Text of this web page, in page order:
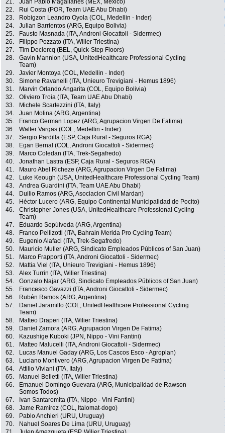
21.
Juan Pablo Magallanes (MEX, Mexico)
22.
Rui Costa (POR, Team UAE Abu Dhabi)
23.
Robigzon Leandro Oyola (COL, Medellin - Inder)
24.
Julian Barrientos (ARG, Equipo Bolivia)
25.
Fausto Masnada (ITA, Androni Giocattoli - Sidermec)
26.
Filippo Pozzato (ITA, Wilier Triestina)
27.
Tim Declercq (BEL, Quick-Step Floors)
28.
Gavin Mannion (USA, UnitedHealthcare Professional Cycling
Team)
29. Javier Montoya (COL, Medellin - Inder)
30.
Simone Ravanelli (ITA, Unieuro Trevigiani - Hemus 1896)
31.
Marvin Orlando Angarita (COL, Equipo Bolivia)
32.
Oliviero Troia (ITA, Team UAE Abu Dhabi)
33.
Michele Scartezzini (ITA, Italy)
34.
Juan Molina (ARG, Argentina)
35.
Franco German Lopez (ARG, Agrupacion Virgen De Fatima)
36.
Walter Vargas (COL, Medellin - Inder)
37.
Sergio Pardilla (ESP, Caja Rural - Seguros RGA)
38.
Egan Bernal (COL, Androni Giocattoli - Sidermec)
39.
Marco Coledan (ITA, Trek-Segafredo)
40.
Jonathan Lastra (ESP, Caja Rural - Seguros RGA)
41.
Mauro Abel Richeze (ARG, Agrupacion Virgen De Fatima)
42.
Luke Keough (USA, UnitedHealthcare Professional Cycling Team)
43.
Andrea Guardini (ITA, Team UAE Abu Dhabi)
44.
Duilio Ramos (ARG, Asociacion Civil Mardan)
45.
Héctor Lucero (ARG, Equipo Continental Municipalidad de Pocito)
46.
Christopher Jones (USA, UnitedHealthcare Professional Cycling
Team)
47. Eduardo Sepúlveda (ARG, Argentina)
48.
Franco Pellizotti (ITA, Bahrain Merida Pro Cycling Team)
49.
Eugenio Alafaci (ITA, Trek-Segafredo)
50.
Mauricio Muller (ARG, Sindicato Empleados Públicos of San Juan)
51.
Marco Frapporti (ITA, Androni Giocattoli - Sidermec)
52.
Mattia Viel (ITA, Unieuro Trevigiani - Hemus 1896)
53.
Alex Turrin (ITA, Wilier Triestina)
54.
Gonzalo Najar (ARG, Sindicato Empleados Públicos of San Juan)
55.
Francesco Gavazzi (ITA, Androni Giocattoli - Sidermec)
56.
Rubén Ramos (ARG, Argentina)
57.
Daniel Jaramillo (COL, UnitedHealthcare Professional Cycling
Team)
58. Matteo Draperi (ITA, Wilier Triestina)
59.
Daniel Zamora (ARG, Agrupacion Virgen De Fatima)
60.
Kazushige Kuboki (JPN, Nippo - Vini Fantini)
61.
Matteo Malucelli (ITA, Androni Giocattoli - Sidermec)
62.
Lucas Manuel Gaday (ARG, Los Cascos Esco - Agroplan)
63.
Luciano Montivero (ARG, Agrupacion Virgen De Fatima)
64.
Attilio Viviani (ITA, Italy)
65.
Manuel Belletti (ITA, Wilier Triestina)
66.
Emanuel Domingo Guevara (ARG, Municipalidad de Rawson
Somos Todos)
67. Ivan Santaromita (ITA, Nippo - Vini Fantini)
68.
Jame Ramirez (COL, Italomat-dogo)
69.
Pablo Anchieri (URU, Uruguay)
70.
Nahuel Soares De Lima (URU, Uruguay)